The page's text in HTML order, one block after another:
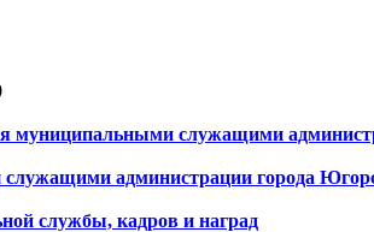
муниципальными служащими
администрации города
службы, кадров и наград